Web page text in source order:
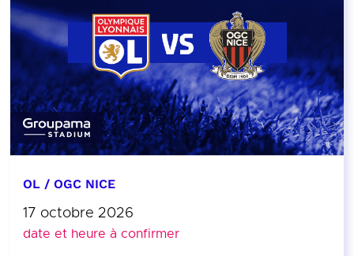
OL / OGC NICE
17 octobre 2026
date et heure à confirmer